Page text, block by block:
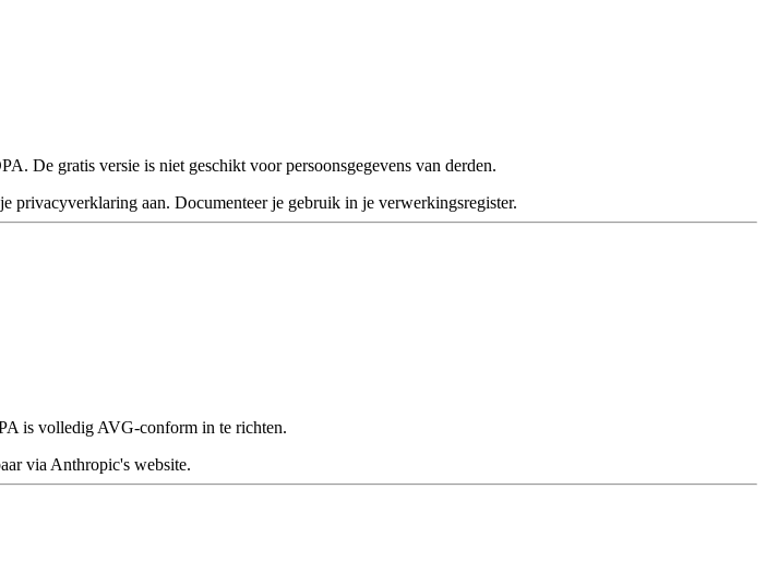
De gratis versie is niet geschikt voor persoonsgegevens van derden.
privacyverklaring aan. Documenteer je gebruik in je verwerkingsregister.
is volledig AVG-conform in te richten.
via Anthropic's website.